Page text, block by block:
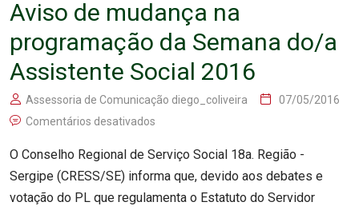
Aviso de mudança na
programação da Semana do/a
Assistente Social 2016
Assessoria de Comunicação diego_coliveira
07/05/2016
Comentários desativados
O Conselho Regional de Serviço Social 18a. Região -
Sergipe (CRESS/SE) informa que, devido aos debates e
votação do PL que regulamenta o Estatuto do Servidor